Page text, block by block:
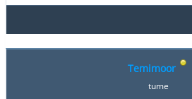
Temimoor
tume